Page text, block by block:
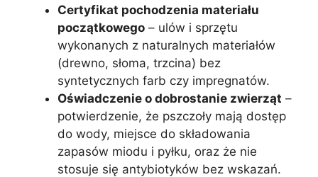
Certyfikat pochodzenia materiału
początkowego – ulów i sprzętu
wykonanych z naturalnych materiałów
(drewno, słoma, trzcina) bez
syntetycznych farb czy impregnatów.
Oświadczenie o dobrostanie zwierząt –
potwierdzenie, że pszczoły mają dostęp
do wody, miejsce do składowania
zapasów miodu i pyłku, oraz że nie
stosuje się antybiotyków bez wskazań.